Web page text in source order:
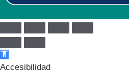
Abrir barra de herramientas
Accesibilidad